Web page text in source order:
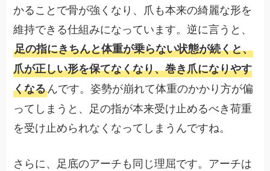
かることで骨が強くなり、爪も本来の綺麗な形を
維持できる仕組みになっています。逆に言うと、
足の指にきちんと体重が乗らない状態が続くと、
爪が正しい形を保てなくなり、巻き爪になりやす
くなるんです。姿勢が崩れて体重のかかり方が偏
ってしまうと、足の指が本来受け止めるべき荷重
を受け止められなくなってしまうんですね。
さらに、足底のアーチも同じ理屈です。アーチは